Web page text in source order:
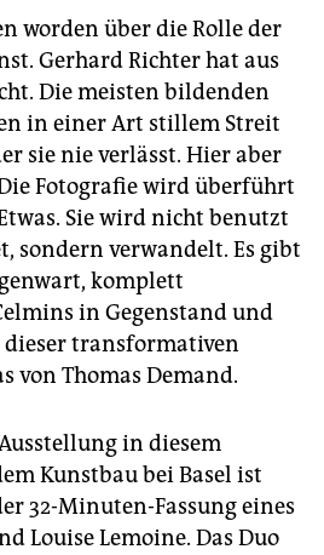
worden über die Rolle der
Gerhard Richter hat aus
Die meisten bildenden
in einer Art stillem Streit
sie nie verlässt. Hier aber
Fotografie wird überführt
Sie wird nicht benutzt
sondern verwandelt. Es gibt
komplett
in Gegenstand und
transformativen
von Thomas Demand.
in diesem
Kunstbau bei Basel ist
32-Minuten-Fassung eines
Louise Lemoine. Das Duo